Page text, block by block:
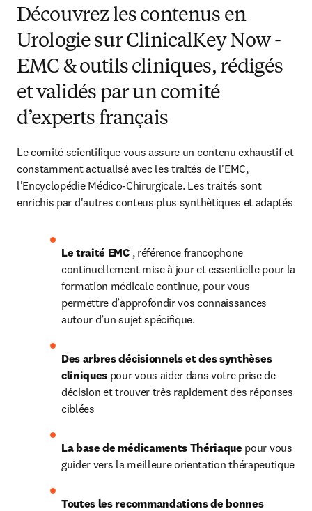
Découvrez les contenus en
Urologie sur ClinicalKey Now -
EMC & outils cliniques, rédigés
et validés par un comité
d’experts français
Le comité scientifique vous assure un contenu exhaustif et
constamment actualisé avec les traités de l'EMC,
l'Encyclopédie Médico-Chirurgicale. Les traités sont
enrichis par d'autres conteus plus synthètiques et adaptés
Le traité EMC , référence francophone
continuellement mise à jour et essentielle pour la
formation médicale continue, pour vous
permettre d’approfondir vos connaissances
autour d’un sujet spécifique.
Des arbres décisionnels et des synthèses
cliniques pour vous aider dans votre prise de
décision et trouver très rapidement des réponses
ciblées
La base de médicaments Thériaque pour vous
guider vers la meilleure orientation thérapeutique
Toutes les recommandations de bonnes